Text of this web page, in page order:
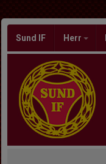
Sund IF Herr